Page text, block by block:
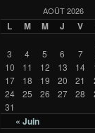
AOÛT 2026
L M M J V
« Juin
3
4 5 6 7
10
11 12 13 14
17
18 19 20 21
24
25 26 27 28
31